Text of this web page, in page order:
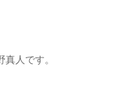
人です。